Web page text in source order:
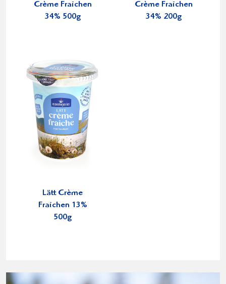
Crème Fraichen
34% 500g
Crème Fraichen
34% 200g
Lätt Crème
Fraichen 13%
500g